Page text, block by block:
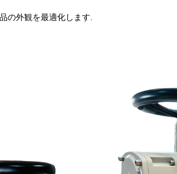
の外観を最適化します.